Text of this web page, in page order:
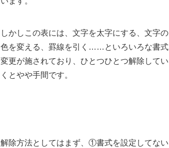
しかしこの表には、文字を太字にする、文字の
色を変える、罫線を引く……といろいろな書式
変更が施されており、ひとつひとつ解除してい
くとやや手間です。
解除方法としてはまず、①書式を設定してない